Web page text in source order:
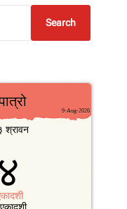
Search